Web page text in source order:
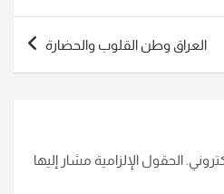
العراق وطن القلوب والحضارة
الحقول الإلزامية مشار إليها